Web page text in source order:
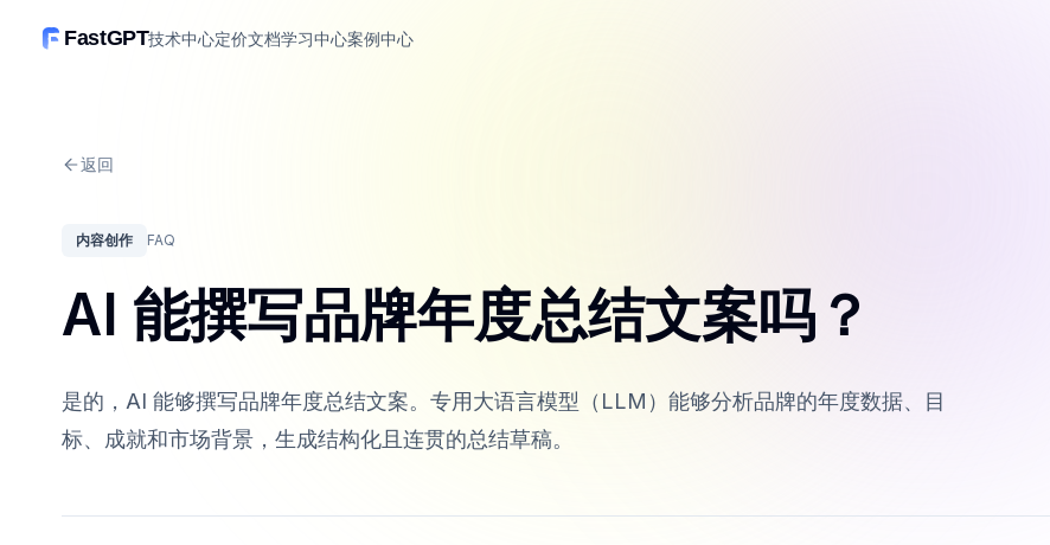
FastGPT技术中心定价文档学习中心案例中心
返回
内容创作 FAQ
AI 能撰写品牌年度总结文案吗？
是的，AI 能够撰写品牌年度总结文案。专用大语言模型（LLM）能够分析品牌的年度数据、目
标、成就和市场背景，生成结构化且连贯的总结草稿。